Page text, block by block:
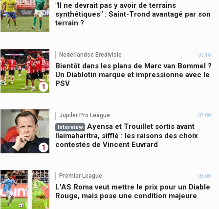
"Il ne devrait pas y avoir de terrains
synthétiques" : Saint-Trond avantagé par son
terrain ?
1
Nederlandse Eredivisie 09:10
Bientôt dans les plans de Marc van Bommel ?
Un Diablotin marque et impressionne avec le
PSV
1
Jupiler Pro League 07:00
Interview
Ayensa et Trouillet sortis avant
Ilaimaharitra, sifflé : les raisons des choix
contestés de Vincent Euvrard
Premier League 08:00
L’AS Roma veut mettre le prix pour un Diable
Rouge, mais pose une condition majeure